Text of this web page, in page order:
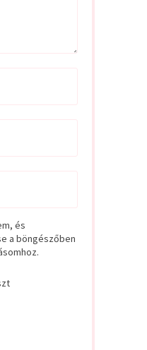
és
a böngészőben